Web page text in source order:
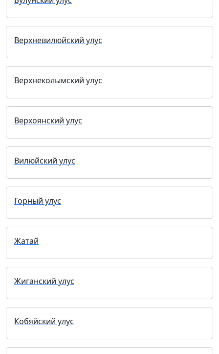
Верхневилюйский улус
Верхнеколымский улус
Верхоянский улус
Вилюйский улус
Горный улус
Жатай
Жиганский улус
Кобяйский улус